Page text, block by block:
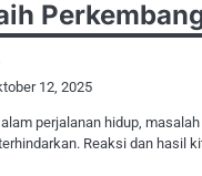
12, 2025
perjalanan hidup,
Reaksi dan hasil